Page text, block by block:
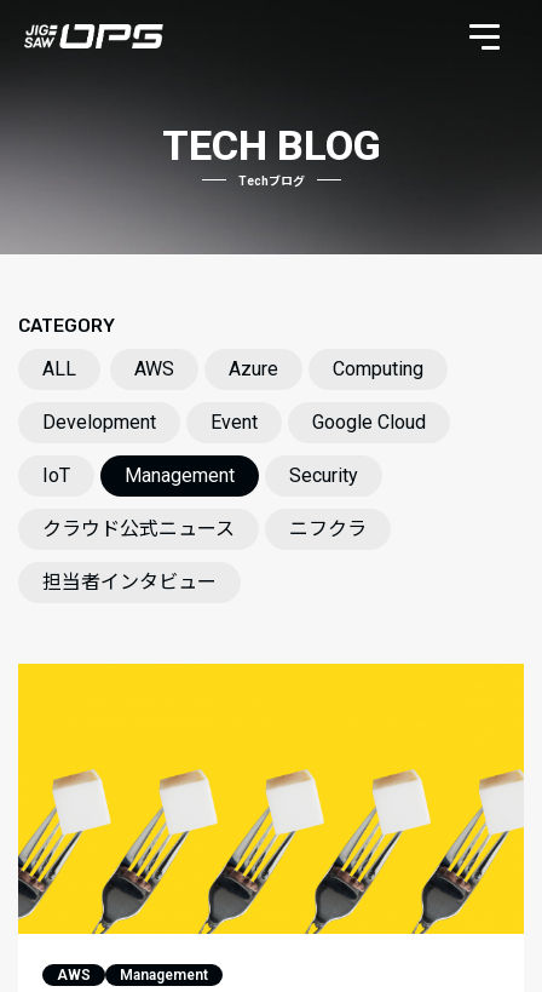
TECH BLOG
Techブログ
CATEGORY
ALL AWS Azure Computing
Development Event Google Cloud
IoT Management Security
クラウド公式ニュース ニフクラ
担当者インタビュー
AWS Management